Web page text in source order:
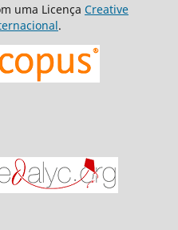
uma Licença Creative
.